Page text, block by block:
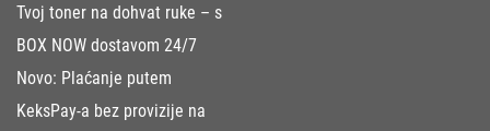
Tvoj toner na dohvat ruke – s
BOX NOW dostavom 24/7
Novo: Plaćanje putem
KeksPay-a bez provizije na